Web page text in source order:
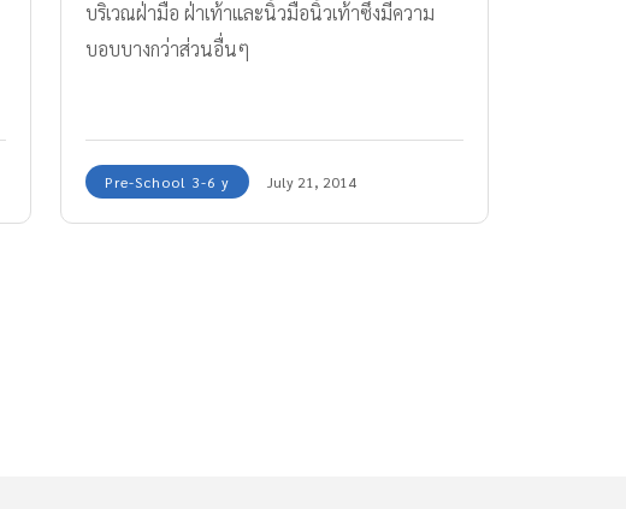
บริเวณฝ่ามือ ฝ่าเท้าและนิ้วมือนิ้วเท้าซึ่งมีความ
บอบบางกว่าส่วนอื่นๆ
Pre-School 3-6 y July 21, 2014